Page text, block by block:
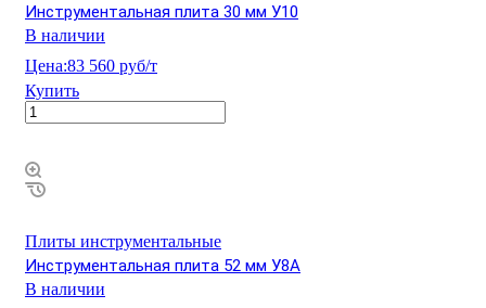
Инструментальная плита 30 мм У10
В наличии
Цена:83 560 руб/т
Купить
Плиты инструментальные
Инструментальная плита 52 мм У8А
В наличии